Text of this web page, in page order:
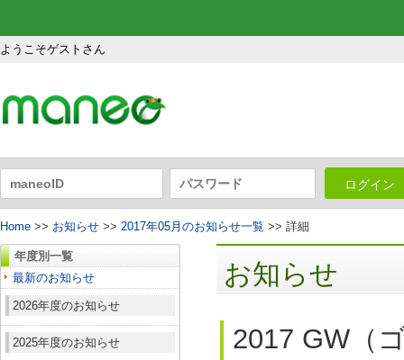
ようこそゲストさん
ログイン
Home >> お知らせ >> 2017年05月のお知らせ一覧 >> 詳細
年度別一覧
最新のお知らせ
2026年度のお知らせ
2025年度のお知らせ
お知らせ
2017 GW（